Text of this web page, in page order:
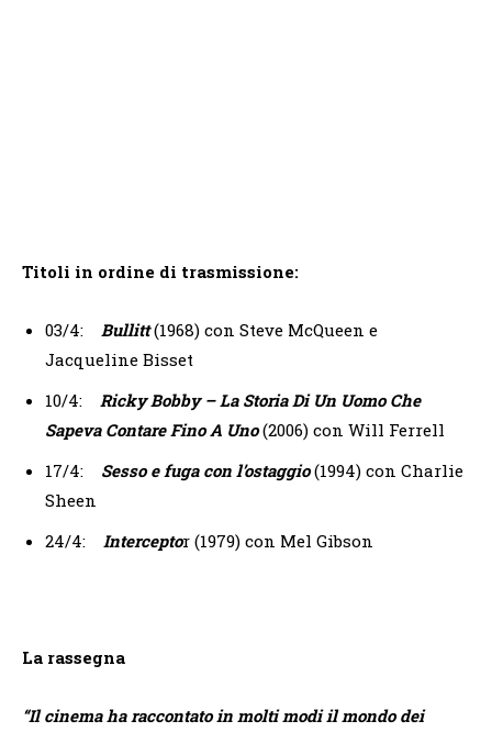
Titoli in ordine di trasmissione:
03/4: Bullitt(1968) con Steve McQueen e
Jacqueline Bisset
10/4: Ricky Bobby – La Storia Di Un Uomo Che
Sapeva Contare Fino A Uno(2006) con Will Ferrell
17/4: Sesso e fuga con l’ostaggio(1994) con Charlie
Sheen
24/4: Interceptor (1979) con Mel Gibson
La rassegna
“Il cinema ha raccontato in molti modi il mondo dei